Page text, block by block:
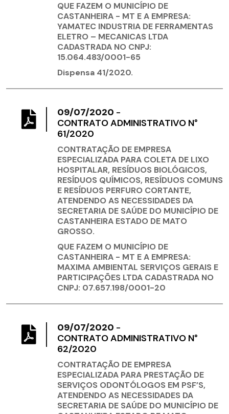
QUE FAZEM O MUNICÍPIO DE
CASTANHEIRA - MT E A EMPRESA:
YAMATEC INDUSTRIA DE FERRAMENTAS
ELETRO – MECANICAS LTDA
CADASTRADA NO CNPJ:
15.064.483/0001-65
Dispensa 41/2020.
09/07/2020 -
CONTRATO ADMINISTRATIVO N°
61/2020
CONTRATAÇÃO DE EMPRESA
ESPECIALIZADA PARA COLETA DE LIXO
HOSPITALAR, RESÍDUOS BIOLÓGICOS,
RESÍDUOS QUÍMICOS, RESÍDUOS COMUNS
E RESÍDUOS PERFURO CORTANTE,
ATENDENDO AS NECESSIDADES DA
SECRETARIA DE SAÚDE DO MUNICÍPIO DE
CASTANHEIRA ESTADO DE MATO
GROSSO.
QUE FAZEM O MUNICÍPIO DE
CASTANHEIRA - MT E A EMPRESA:
MAXIMA AMBIENTAL SERVIÇOS GERAIS E
PARTICIPAÇÕES LTDA CADASTRADA NO
CNPJ: 07.657.198/0001-20
09/07/2020 -
CONTRATO ADMINISTRATIVO N°
62/2020
CONTRATAÇÃO DE EMPRESA
ESPECIALIZADA PARA PRESTAÇÃO DE
SERVIÇOS ODONTÓLOGOS EM PSF’S,
ATENDENDO AS NECESSIDADES DA
SECRETARIA DE SAÚDE DO MUNICÍPIO DE